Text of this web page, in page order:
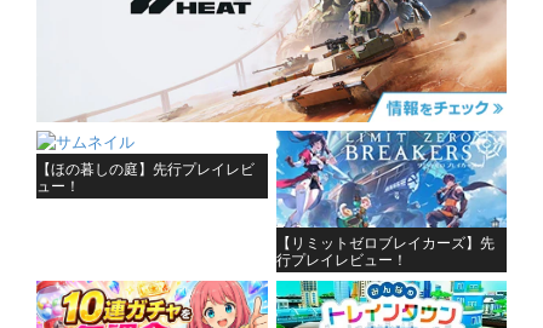
【ほの暮しの庭】先行プレイレビ
ュー！
【リミットゼロブレイカーズ】先
行プレイレビュー！